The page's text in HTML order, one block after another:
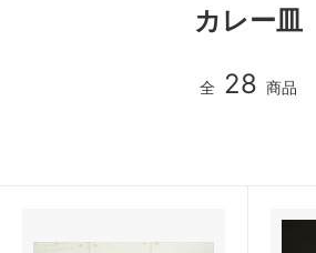
カレー皿
全 28 商品